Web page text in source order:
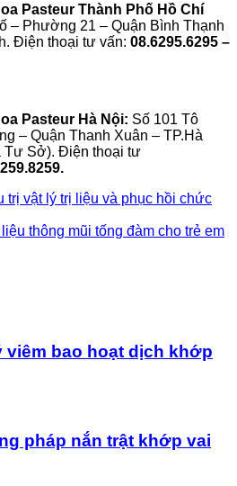
Pasteur Thành Phố Hồ Chí
– Phường 21 – Quận Bình Thạnh
Điện thoại tư vấn: 08.6295.6295 –
Pasteur Hà Nội: Số 101 Tô
– Quận Thanh Xuân – TP.Hà
Tư Sở). Điện thoại tư
trị vật lý trị liệu và phục hồi chức
thông mũi tống đàm cho trẻ em
viêm bao hoạt dịch khớp
pháp nắn trật khớp vai